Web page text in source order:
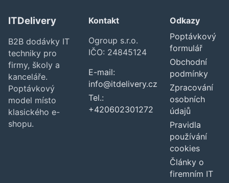
ITDelivery
B2B dodávky IT
techniky pro
firmy, školy a
kanceláře.
Poptávkový
model místo
klasického e-
shopu.
Kontakt
Ogroup s.r.o.
IČO: 24845124
E-mail:
info@itdelivery.cz
Tel.:
+420602301272
Odkazy
Poptávkový
formulář
Obchodní
podmínky
Zpracování
osobních
údajů
Pravidla
používání
cookies
Články o
firemním IT